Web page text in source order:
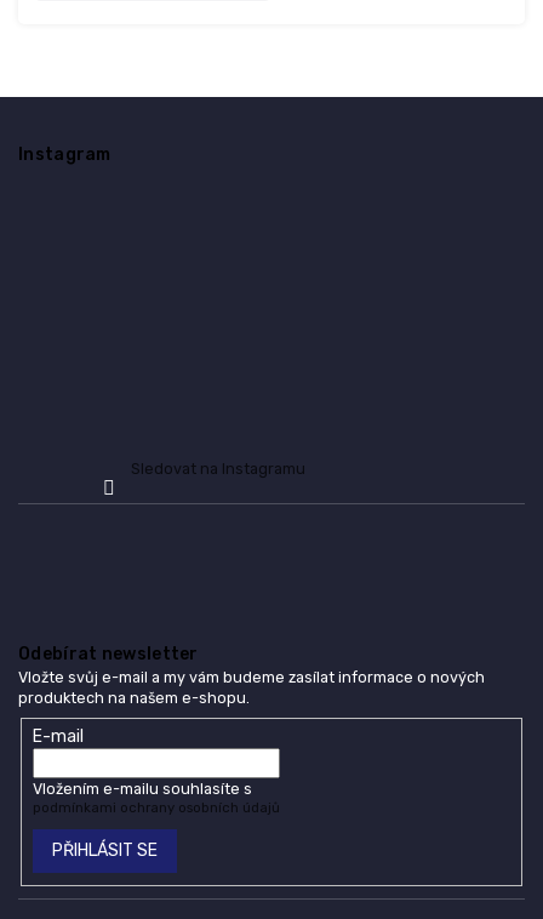
Instagram
Sledovat na Instagramu
Odebírat newsletter
Vložte svůj e-mail a my vám budeme zasílat informace o nových
produktech na našem e-shopu.
E-mail
Vložením e-mailu souhlasíte s
podmínkami ochrany osobních údajů
PŘIHLÁSIT SE